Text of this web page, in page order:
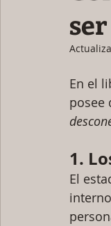
En el
posee
1.
El